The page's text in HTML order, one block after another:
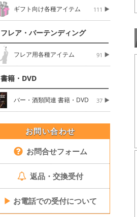
ギフト向け各種アイテム 111
フレア・バーテンディング
フレア用各種アイテム 91
書籍・DVD
バー・酒類関連 書籍・DVD 37
お問い合わせ
お問合せフォーム
返品・交換受付
▶ お電話での受付について